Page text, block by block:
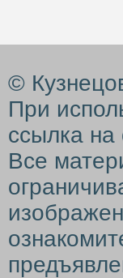
©
При
ссылка на
Все